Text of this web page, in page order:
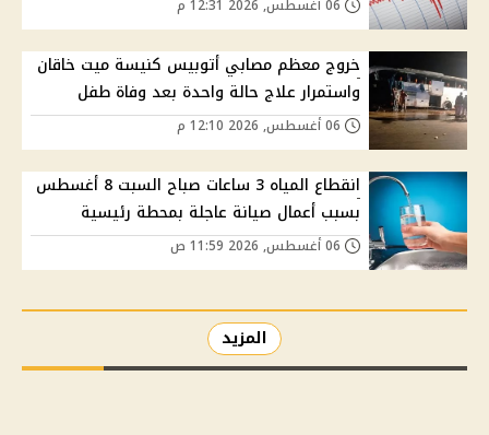
خروج معظم مصابي أتوبيس كنيسة ميت خاقان
واستمرار علاج حالة واحدة بعد وفاة طفل
انقطاع المياه 3 ساعات صباح السبت 8 أغسطس
بسبب أعمال صيانة عاجلة بمحطة رئيسية
المزيد